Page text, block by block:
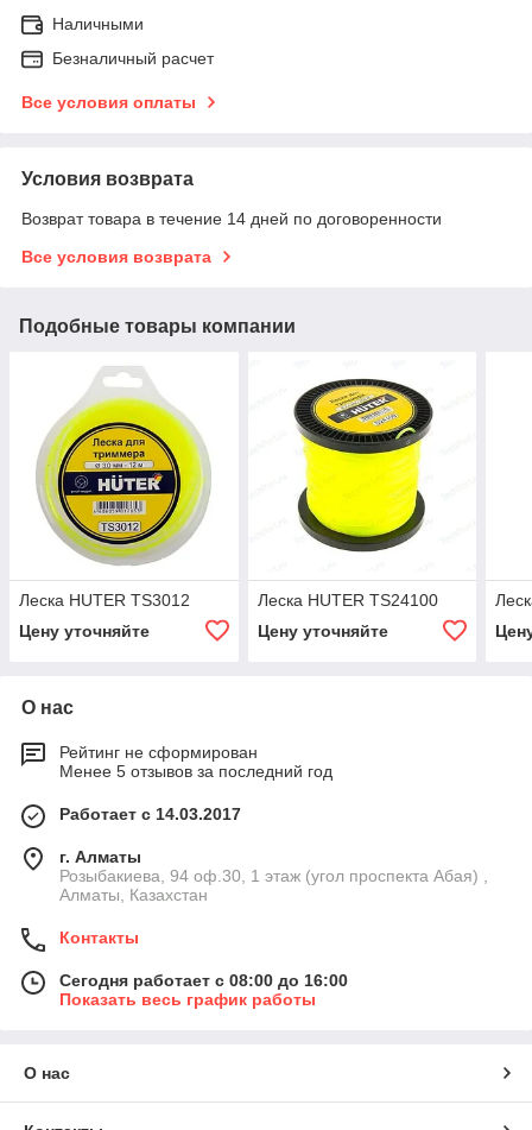
Наличными
Безналичный расчет
Все условия оплаты
Условия возврата
Возврат товара в течение 14 дней по договоренности
Все условия возврата
Подобные товары компании
Леска HUTER TS3012
Цену уточняйте
Леска HUTER TS24100
Цену уточняйте
О нас
Рейтинг не сформирован
Менее 5 отзывов за последний год
Работает с 14.03.2017
г. Алматы
Розыбакиева, 94 оф.30, 1 этаж (угол проспекта Абая) ,
Алматы, Казахстан
Контакты
Сегодня работает с 08:00 до 16:00
Показать весь график работы
О нас